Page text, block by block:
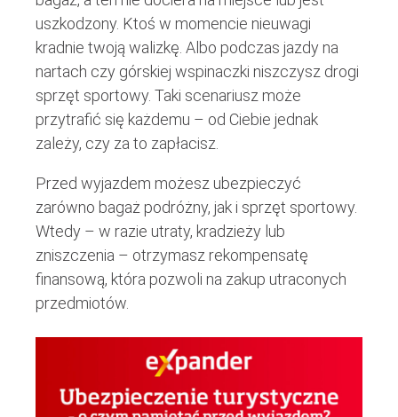
uszkodzony. Ktoś w momencie nieuwagi
kradnie twoją walizkę. Albo podczas jazdy na
nartach czy górskiej wspinaczki niszczysz drogi
sprzęt sportowy. Taki scenariusz może
przytrafić się każdemu – od Ciebie jednak
zależy, czy za to zapłacisz.
Przed wyjazdem możesz ubezpieczyć
zarówno bagaż podróżny, jak i sprzęt sportowy.
Wtedy – w razie utraty, kradzieży lub
zniszczenia – otrzymasz rekompensatę
finansową, która pozwoli na zakup utraconych
przedmiotów.